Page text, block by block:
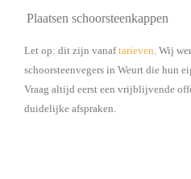
Plaatsen schoorsteenkappen
Let op: dit zijn vanaftarieven . Wij
schoorsteenvegers in Weurt die hun
Vraag altijd eerst een vrijblijvende
duidelijke afspraken.